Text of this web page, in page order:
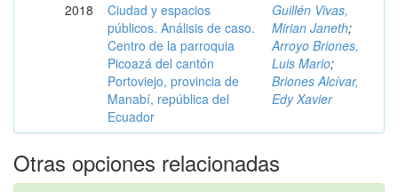
2018
Ciudad y espacios
públicos. Análisis de caso.
Centro de la parroquia
Picoazá del cantón
Portoviejo, provincia de
Manabí, república del
Ecuador
Guillén Vivas,
Mirian Janeth;
Arroyo Briones,
Luis Mario;
Briones Alcívar,
Edy Xavier
Otras opciones relacionadas